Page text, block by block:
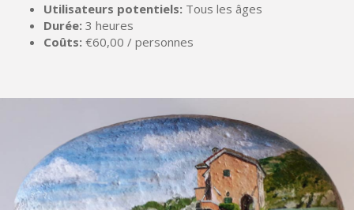
Utilisateurs potentiels: Tous les âges
Durée: 3 heures
Coûts: €60,00 / personnes